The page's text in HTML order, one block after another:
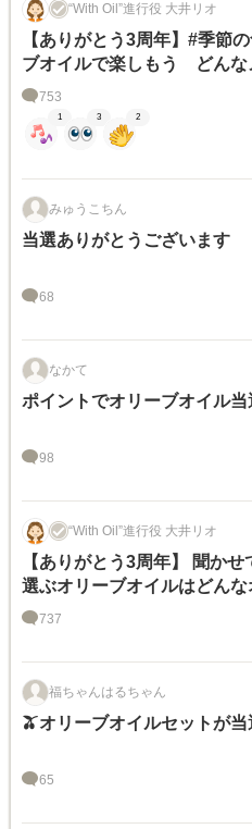
“With Oil”進行役 大井リオ
【ありがとう3周年】#季節
ブオイルで楽しもう どんな
しんでるか教えて♪＜知って
で！キャンペーン対象テーマ
753
1 3 2
みゅうこちん
当選ありがとうございます
68
なかて
ポイントでオリーブオイル当
98
“With Oil”進行役 大井リオ
【ありがとう3周年】 聞か
選ぶオリーブオイルはどん
って選んで楽しんで！キャ
737
福ちゃんはるちゃん
🫒オリーブオイルセットが当
65